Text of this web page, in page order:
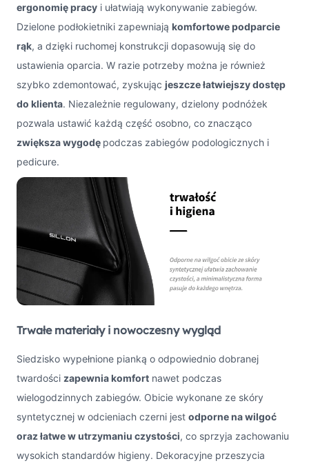
ergonomię pracy i ułatwiają wykonywanie zabiegów.
Dzielone podłokietniki zapewniają komfortowe podparcie
rąk, a dzięki ruchomej konstrukcji dopasowują się do
ustawienia oparcia. W razie potrzeby można je również
szybko zdemontować, zyskując jeszcze łatwiejszy dostęp
do klienta. Niezależnie regulowany, dzielony podnóżek
pozwala ustawić każdą część osobno, co znacząco
zwiększa wygodę podczas zabiegów podologicznych i
pedicure.
Trwałe materiały i nowoczesny wygląd
Siedzisko wypełnione pianką o odpowiednio dobranej
twardości zapewnia komfort nawet podczas
wielogodzinnych zabiegów. Obicie wykonane ze skóry
syntetycznej w odcieniach czerni jest odporne na wilgoć
oraz łatwe w utrzymaniu czystości, co sprzyja zachowaniu
wysokich standardów higieny. Dekoracyjne przeszycia